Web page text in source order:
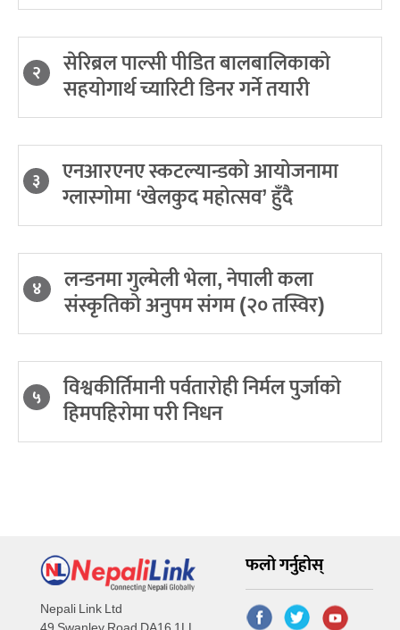
२ सेरिब्रल पाल्सी पीडित बालबालिकाको
सहयोगार्थ च्यारिटी डिनर गर्ने तयारी
३ एनआरएनए स्कटल्यान्डको आयोजनामा
ग्लास्गोमा ‘खेलकुद महोत्सव’ हुँदै
४ लन्डनमा गुल्मेली भेला, नेपाली कला
संस्कृतिको अनुपम संगम (२० तस्विर)
५ विश्वकीर्तिमानी पर्वतारोही निर्मल पुर्जाको
हिमपहिरोमा परी निधन
Nepali Link Ltd
फलो गर्नुहोस्